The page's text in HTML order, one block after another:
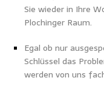
Sie wieder in Ihre
Plochinger Raum.
Egal ob nur
Schlüssel das
werden von uns